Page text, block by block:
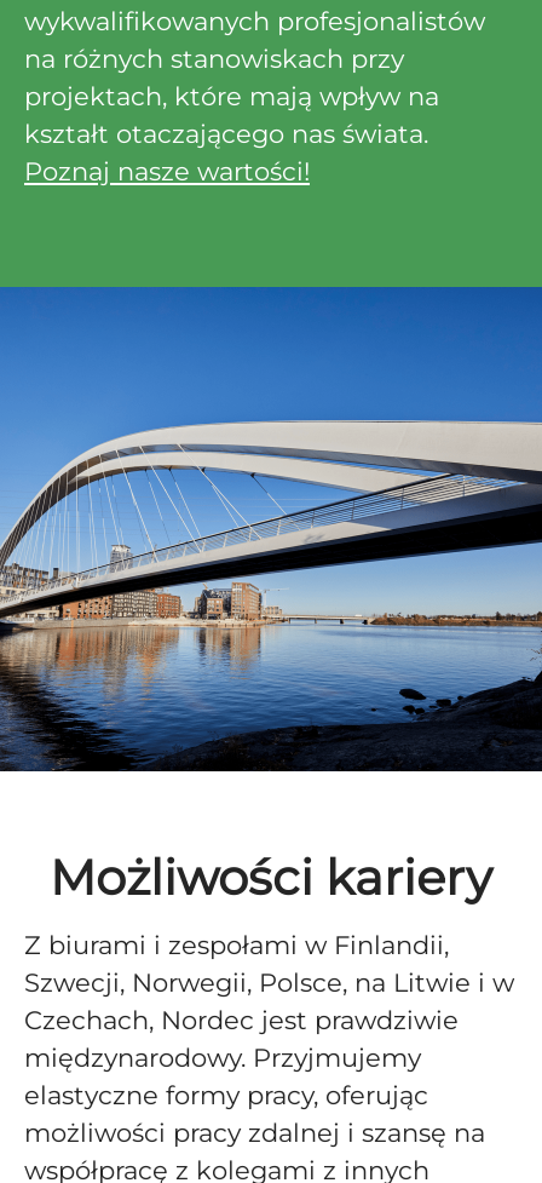
wykwalifikowanych profesjonalistów
na różnych stanowiskach przy
projektach, które mają wpływ na
kształt otaczającego nas świata.
Poznaj nasze wartości!
Możliwości kariery
Z biurami i zespołami w Finlandii,
Szwecji, Norwegii, Polsce, na Litwie i w
Czechach, Nordec jest prawdziwie
międzynarodowy. Przyjmujemy
elastyczne formy pracy, oferując
możliwości pracy zdalnej i szansę na
współpracę z kolegami z innych